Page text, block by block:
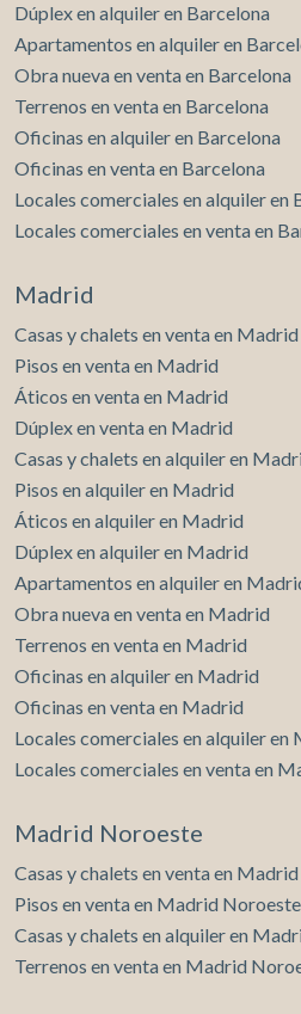
Dúplex en alquiler en Barcelona
Apartamentos en alquiler en
Obra nueva en venta en Barcelona
Terrenos en venta en Barcelona
Oficinas en alquiler en Barcelona
Oficinas en venta en Barcelona
Locales comerciales en alquiler en
Locales comerciales en venta en
Madrid
Casas y chalets en venta en Madrid
Pisos en venta en Madrid
Áticos en venta en Madrid
Dúplex en venta en Madrid
Casas y chalets en alquiler en
Pisos en alquiler en Madrid
Áticos en alquiler en Madrid
Dúplex en alquiler en Madrid
Apartamentos en alquiler en
Obra nueva en venta en Madrid
Terrenos en venta en Madrid
Oficinas en alquiler en Madrid
Oficinas en venta en Madrid
Locales comerciales en alquiler en
Locales comerciales en venta en
Madrid Noroeste
Casas y chalets en venta en
Pisos en venta en Madrid Noroeste
Casas y chalets en alquiler en
Terrenos en venta en Madrid
Modificar cookies
Técnicas y funcionales
Si continua navegando, supone la
instalación de las mismas. El
de configurar su navegador
impedir que sean instaladas en
deberá tener en cuenta que
Permiten realizar el seguimiento y
información recogida mediante
utiliza en la medición de la
elaboración de perfiles de
el fin de introducir mejoras en
guardar la información de
mejorar la calidad de nuestros
Marketing y publicidad
Estas cookies son utilizadas para
sobre las preferencias y
de navegación en el sitio web y